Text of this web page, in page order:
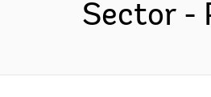
Sector -